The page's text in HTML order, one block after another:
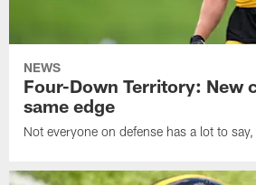
NEWS
Four-Down Territory: New
same edge
Not everyone on defense has a lot to